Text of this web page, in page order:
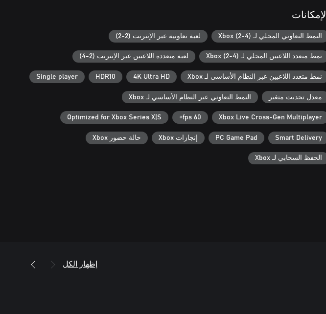
الإمكانات
النمط التعاوني المحلي لـ Xbox (2-4) لعبة تعاونية عبر الإنترنت (2-2)
نمط متعدد اللاعبين المحلي لـ Xbox (2-4) لعبة متعددة اللاعبين عبر الإنترنت (2-4)
نمط متعدد اللاعبين عبر النظام الأساسي لـ Xbox 4K Ultra HD
HDR10
Single player
معدل تحديث متغير النمط التعاوني عبر النظام الأساسي لـ Xbox
Xbox Live Cross-Gen Multiplayer
60 fps+
Optimized for Xbox Series X|S
Smart Delivery
PC Game Pad إنجازات Xbox حالة حضور Xbox
الحفظ السحابي لـ Xbox
إظهار الكل